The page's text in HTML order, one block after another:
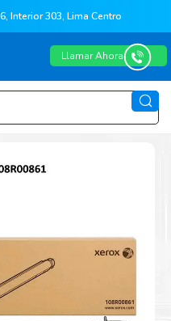
Interior 303, Lima Centro
Llamar Ahora